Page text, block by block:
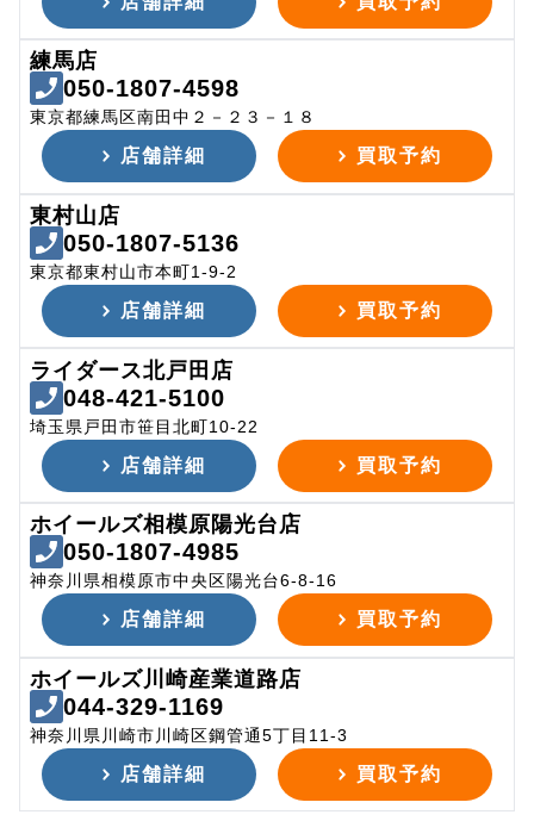
練馬店
050-1807-4598
東京都練馬区南田中２－２３－１８
店舗詳細 買取予約
東村山店
050-1807-5136
東京都東村山市本町1-9-2
店舗詳細 買取予約
ライダース北戸田店
048-421-5100
埼玉県戸田市笹目北町10-22
店舗詳細 買取予約
ホイールズ相模原陽光台店
050-1807-4985
神奈川県相模原市中央区陽光台6-8-16
店舗詳細 買取予約
ホイールズ川崎産業道路店
044-329-1169
神奈川県川崎市川崎区鋼管通5丁目11-3
店舗詳細 買取予約